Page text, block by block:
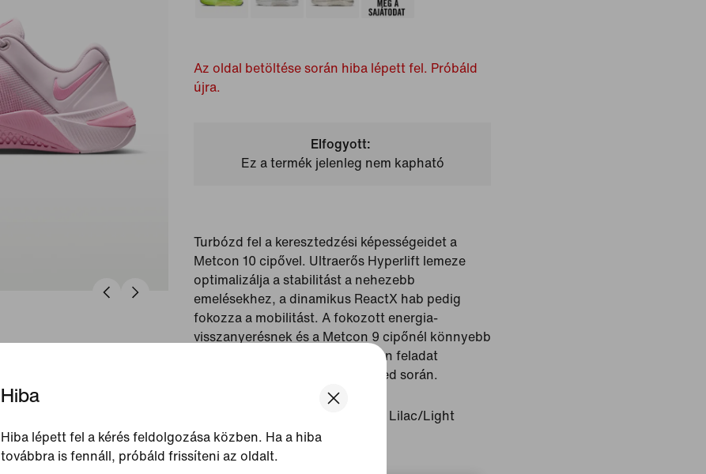
Hiba
Hiba lépett fel a kérés feldolgozása közben. Ha a hiba
továbbra is fennáll, próbáld frissíteni az oldalt.
Az oldal betöltése során hiba lépett fel. Próbáld
újra.
Elfogyott:
Ez a termék jelenleg nem kapható
Turbózd fel a keresztedzési képességeidet a
Metcon 10 cipővel. Ultraerős Hyperlift lemeze
optimalizálja a stabilitást a nehezebb
emelésekhez, a dinamikus ReactX hab pedig
fokozza a mobilitást. A fokozott energia-
visszanyerésnek és a Metcon 9 cipőnél könnyebb
súlynak köszönhetően bármilyen feladat
végrehajtásában segít az edzésed során.
Bleached Lilac/Light
Magenta/Pink Rise
Stílus: HQ2620-502